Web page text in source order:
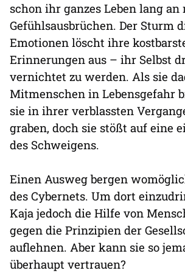
schon ihr ganzes Leben lang an
Gefühlsausbrüchen. Der Sturm
Emotionen löscht ihre
Erinnerungen aus – ihr Selbst
vernichtet zu werden. Als sie
Mitmenschen in Lebensgefahr
sie in ihrer verblassten
graben, doch sie stößt auf eine
des Schweigens.
Einen Ausweg bergen
des Cybernets. Um dort
Kaja jedoch die Hilfe von
gegen die Prinzipien der
auflehnen. Aber kann sie so
überhaupt vertrauen?